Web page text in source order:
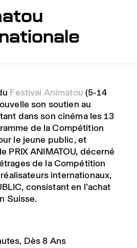
Festival Animatou(5-14
son soutien au
dans son cinéma les 13
de la Compétition
le jeune public, et
PRIX ANIMATOU, décerné
de la Compétition
internationaux,
consistant en l’achat
Suisse.
Dès 8 Ans